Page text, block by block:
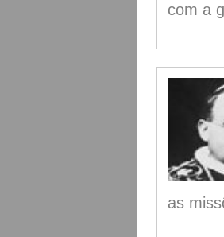
com a
as